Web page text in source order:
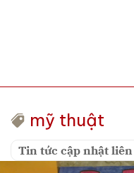
mỹ thuật
Tin tức cập nhật